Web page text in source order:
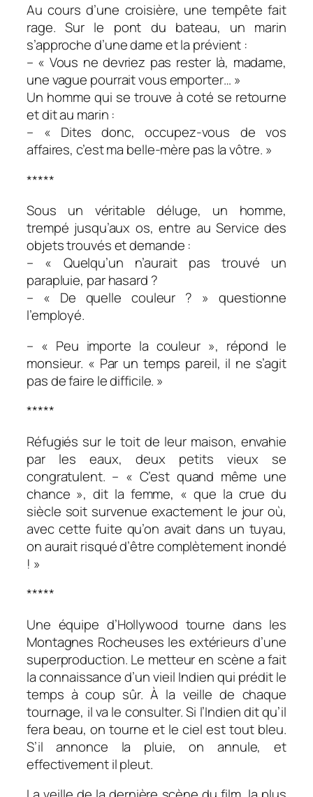
Au cours d’une croisière, une tempête fait
rage. Sur le pont du bateau, un marin
s’approche d’une dame et la prévient :
– « Vous ne devriez pas rester là, madame,
une vague pourrait vous emporter… »
Un homme qui se trouve à coté se retourne
et dit au marin :
– « Dites donc, occupez-vous de vos
affaires, c’est ma belle-mère pas la vôtre. »
*****
Sous un véritable déluge, un homme,
trempé jusqu’aux os, entre au Service des
objets trouvés et demande :
– « Quelqu’un n’aurait pas trouvé un
parapluie, par hasard ?
– « De quelle couleur ? » questionne
l’employé.
– « Peu importe la couleur », répond le
monsieur. « Par un temps pareil, il ne s’agit
pas de faire le difficile. »
*****
Réfugiés sur le toit de leur maison, envahie
par les eaux, deux petits vieux se
congratulent. – « C’est quand même une
chance », dit la femme, « que la crue du
siècle soit survenue exactement le jour où,
avec cette fuite qu’on avait dans un tuyau,
on aurait risqué d’être complètement inondé
! »
*****
Une équipe d’Hollywood tourne dans les
Montagnes Rocheuses les extérieurs d’une
superproduction. Le metteur en scène a fait
la connaissance d’un vieil Indien qui prédit le
temps à coup sûr. À la veille de chaque
tournage, il va le consulter. Si l’Indien dit qu’il
fera beau, on tourne et le ciel est tout bleu.
S’il annonce la pluie, on annule, et
effectivement il pleut.